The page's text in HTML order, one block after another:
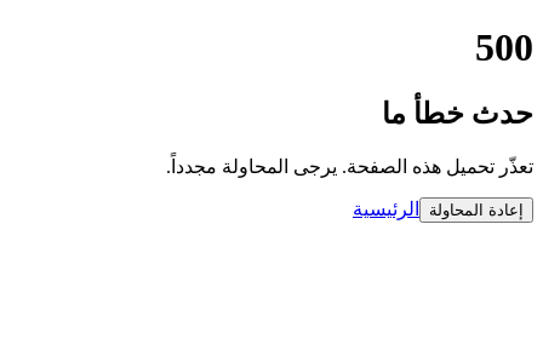
500
حدث خطأ ما
تعذّر تحميل هذه الصفحة. يرجى المحاولة مجدداً.
إعادة المحاولة الرئيسية